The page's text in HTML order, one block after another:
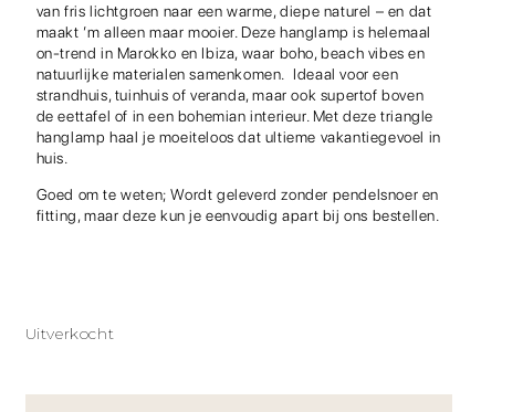
van fris lichtgroen naar een warme, diepe naturel – en dat
maakt ’m alleen maar mooier. Deze hanglamp is helemaal
on-trend in Marokko en Ibiza, waar boho, beach vibes en
natuurlijke materialen samenkomen. Ideaal voor een
strandhuis, tuinhuis of veranda, maar ook supertof boven
de eettafel of in een bohemian interieur. Met deze triangle
hanglamp haal je moeiteloos dat ultieme vakantiegevoel in
huis.
Goed om te weten; Wordt geleverd zonder pendelsnoer en
fitting, maar deze kun je eenvoudig apart bij ons bestellen.
Uitverkocht